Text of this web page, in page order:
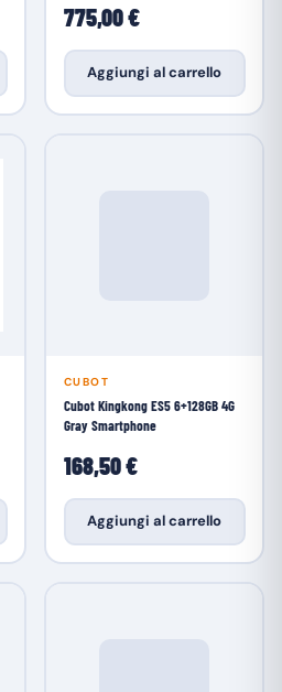
775,00 €
Aggiungi al carrello
CUBOT
Cubot Kingkong ES5 6+128GB 4G
Gray Smartphone
168,50 €
Aggiungi al carrello